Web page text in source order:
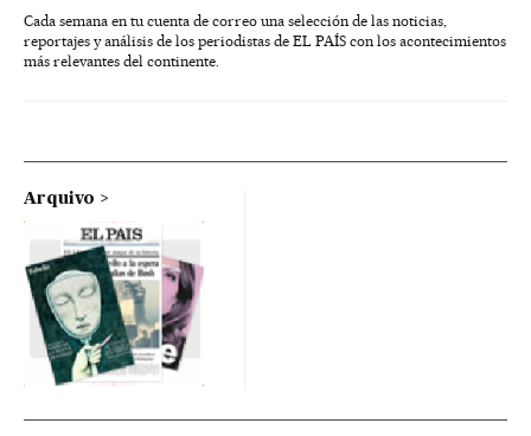
Cada semana en tu cuenta de correo una selección de las noticias,
reportajes y análisis de los periodistas de EL PAÍS con los acontecimientos
más relevantes del continente.
Arquivo